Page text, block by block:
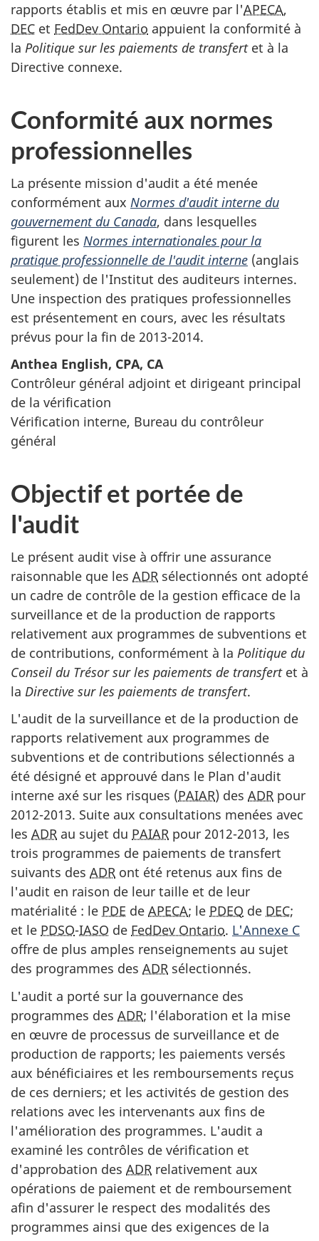
rapports établis et mis en œuvre par l'APECA,
DEC et FedDev Ontario appuient la conformité à
la Politique sur les paiements de transfertet à la
Directive connexe.
Conformité aux normes
professionnelles
La présente mission d'audit a été menée
conformément aux Normes d'audit interne du
gouvernement du Canada, dans lesquelles
figurent les Normes internationales pour la
pratique professionnelle de l'audit interne (anglais
seulement) de l'Institut des auditeurs internes.
Une inspection des pratiques professionnelles
est présentement en cours, avec les résultats
prévus pour la fin de 2013-2014.
Anthea English, CPA, CA
Contrôleur général adjoint et dirigeant principal
de la vérification
Vérification interne, Bureau du contrôleur
général
Objectif et portée de
l'audit
Le présent audit vise à offrir une assurance
raisonnable que les ADR sélectionnés ont adopté
un cadre de contrôle de la gestion efficace de la
surveillance et de la production de rapports
relativement aux programmes de subventions et
de contributions, conformément à la Politique du
Conseil du Trésor sur les paiements de transfertet à
la Directive sur les paiements de transfert.
L'audit de la surveillance et de la production de
rapports relativement aux programmes de
subventions et de contributions sélectionnés a
été désigné et approuvé dans le Plan d'audit
interne axé sur les risques (PAIAR) des ADR pour
2012-2013. Suite aux consultations menées avec
les ADR au sujet du PAIAR pour 2012-2013, les
trois programmes de paiements de transfert
suivants des ADR ont été retenus aux fins de
l'audit en raison de leur taille et de leur
matérialité : le PDE de APECA; le PDEQ de DEC;
et le PDSO-IASO de FedDev Ontario. L'Annexe C
offre de plus amples renseignements au sujet
des programmes des ADR sélectionnés.
L'audit a porté sur la gouvernance des
programmes des ADR; l'élaboration et la mise
en œuvre de processus de surveillance et de
production de rapports; les paiements versés
aux bénéficiaires et les remboursements reçus
de ces derniers; et les activités de gestion des
relations avec les intervenants aux fins de
l'amélioration des programmes. L'audit a
examiné les contrôles de vérification et
d'approbation des ADR relativement aux
opérations de paiement et de remboursement
afin d'assurer le respect des modalités des
programmes ainsi que des exigences de la